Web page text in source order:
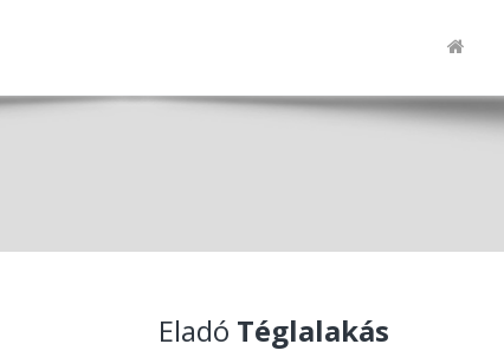
Eladó Téglalakás